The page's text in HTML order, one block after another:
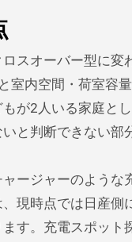
スオーバー型に変
室内空間・荷室容
が2人いる家庭と
と判断できない部
ージャーのような
現時点では日産側
す。充電スポット